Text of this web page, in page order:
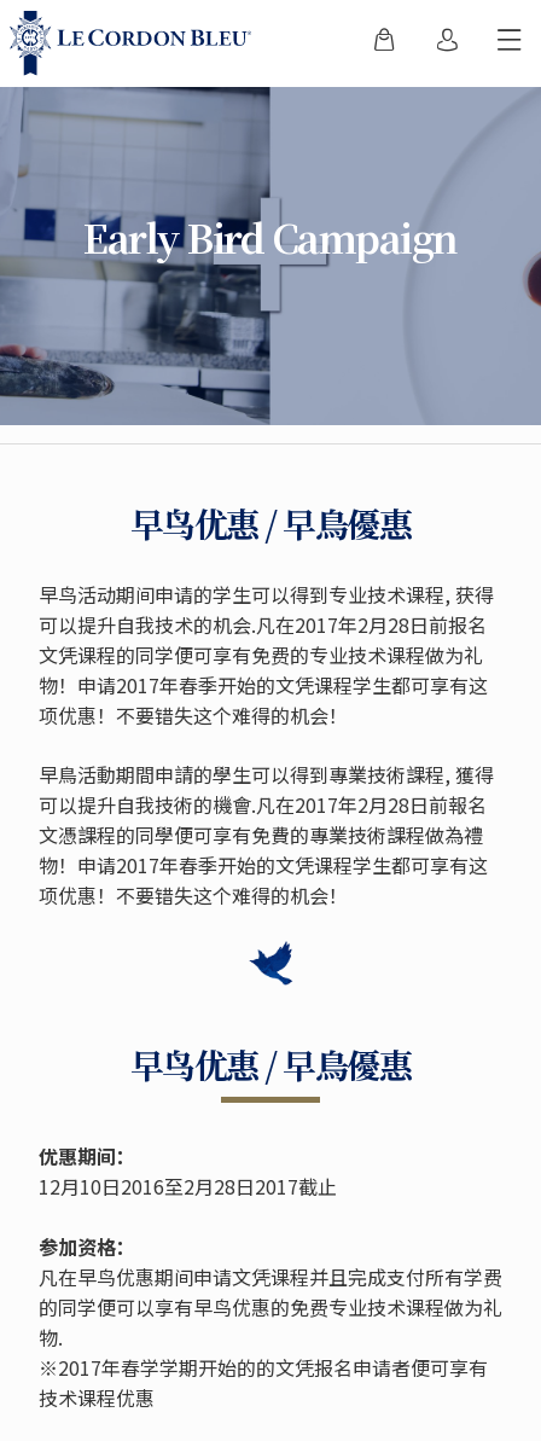
Early Bird Campaign
早鸟优惠 / 早鳥優惠
早鸟活动期间申请的学生可以得到专业技术课程, 获得
可以提升自我技术的机会.凡在2017年2月28日前报名
文凭课程的同学便可享有免费的专业技术课程做为礼
物！申请2017年春季开始的文凭课程学生都可享有这
项优惠！不要错失这个难得的机会！
早鳥活動期間申請的學生可以得到專業技術課程, 獲得
可以提升自我技術的機會.凡在2017年2月28日前報名
文憑課程的同學便可享有免費的專業技術課程做為禮
物！申请2017年春季开始的文凭课程学生都可享有这
项优惠！不要错失这个难得的机会！
早鸟优惠 / 早鳥優惠
优惠期间：
12月10日2016至2月28日2017截止
参加资格：
凡在早鸟优惠期间申请文凭课程并且完成支付所有学费
的同学便可以享有早鸟优惠的免费专业技术课程做为礼
物.
※2017年春学学期开始的的文凭报名申请者便可享有
技术课程优惠